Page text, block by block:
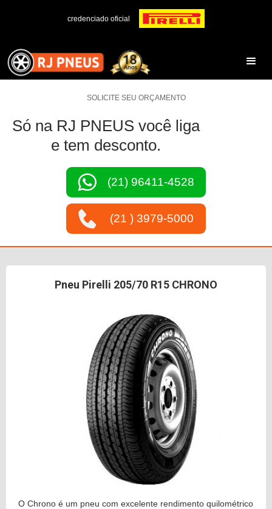
credenciado oficial
SOLICITE SEU ORÇAMENTO
Só na RJ PNEUS você liga
e tem desconto.
(21) 96411-4528
(21 ) 3979-5000
Pneu Pirelli 205/70 R15 CHRONO
O Chrono é um pneu com excelente rendimento quilométrico